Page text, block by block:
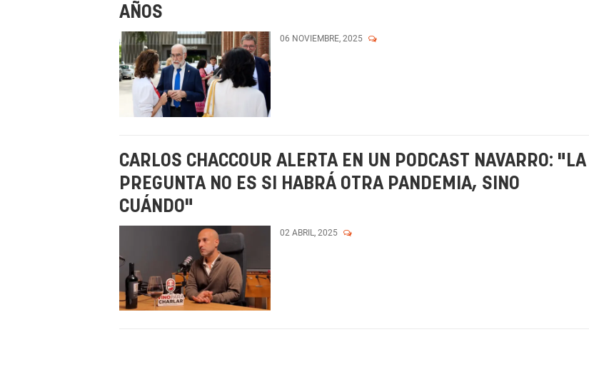
AÑOS
06 NOVIEMBRE, 2025
CARLOS CHACCOUR ALERTA EN UN PODCAST NAVARRO: "LA
PREGUNTA NO ES SI HABRÁ OTRA PANDEMIA, SINO
CUÁNDO"
02 ABRIL, 2025